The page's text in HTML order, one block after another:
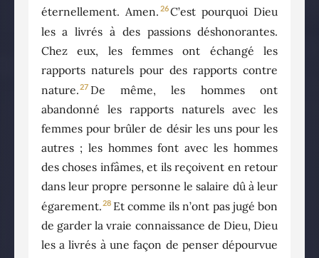
éternellement. Amen. 26C’est pourquoi Dieu
les a livrés à des passions déshonorantes.
Chez eux, les femmes ont échangé les
rapports naturels pour des rapports contre
nature.27 De même, les hommes ont
abandonné les rapports naturels avec les
femmes pour brûler de désir les uns pour les
autres ; les hommes font avec les hommes
des choses infâmes, et ils reçoivent en retour
dans leur propre personne le salaire dû à leur
égarement.28 Et comme ils n’ont pas jugé bon
de garder la vraie connaissance de Dieu, Dieu
les a livrés à une façon de penser dépourvue